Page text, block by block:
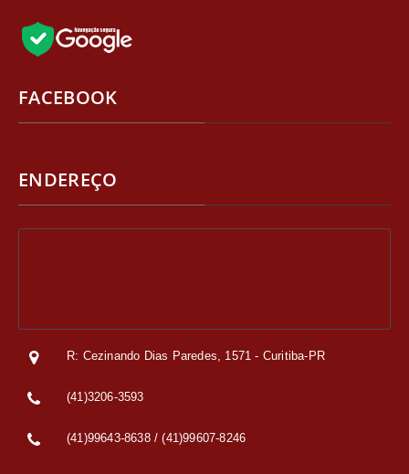
FACEBOOK
ENDEREÇO
R: Cezinando Dias Paredes, 1571 - Curitiba-PR
(41)3206-3593
(41)99643-8638 / (41)99607-8246